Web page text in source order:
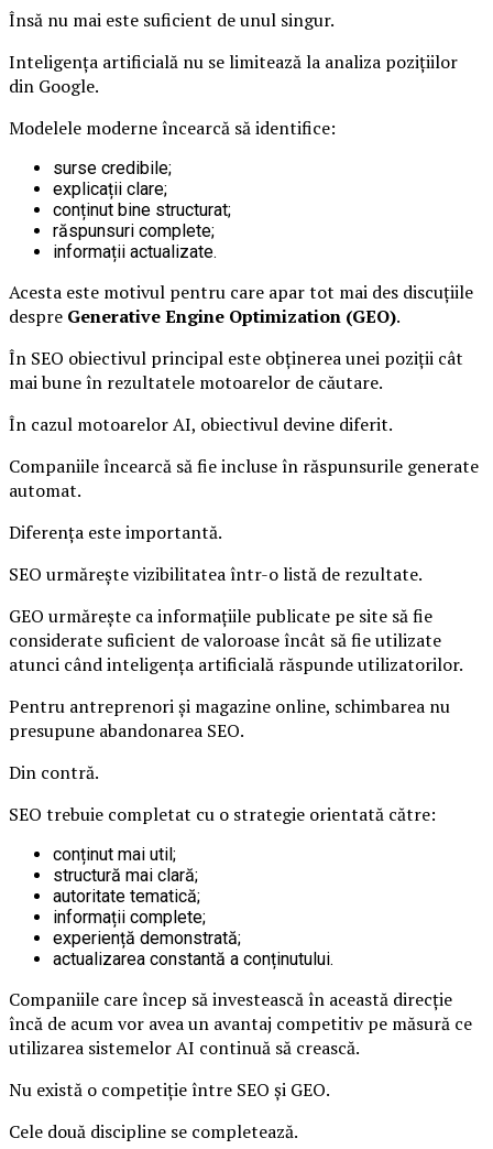
Însă nu mai este suficient de unul singur.
Inteligența artificială nu se limitează la analiza pozițiilor
din Google.
Modelele moderne încearcă să identifice:
surse credibile;
explicații clare;
conținut bine structurat;
răspunsuri complete;
informații actualizate.
Acesta este motivul pentru care apar tot mai des discuțiile
despre Generative Engine Optimization (GEO).
În SEO obiectivul principal este obținerea unei poziții cât
mai bune în rezultatele motoarelor de căutare.
În cazul motoarelor AI, obiectivul devine diferit.
Companiile încearcă să fie incluse în răspunsurile generate
automat.
Diferența este importantă.
SEO urmărește vizibilitatea într-o listă de rezultate.
GEO urmărește ca informațiile publicate pe site să fie
considerate suficient de valoroase încât să fie utilizate
atunci când inteligența artificială răspunde utilizatorilor.
Pentru antreprenori și magazine online, schimbarea nu
presupune abandonarea SEO.
Din contră.
SEO trebuie completat cu o strategie orientată către:
conținut mai util;
structură mai clară;
autoritate tematică;
informații complete;
experiență demonstrată;
actualizarea constantă a conținutului.
Companiile care încep să investească în această direcție
încă de acum vor avea un avantaj competitiv pe măsură ce
utilizarea sistemelor AI continuă să crească.
Nu există o competiție între SEO și GEO.
Cele două discipline se completează.